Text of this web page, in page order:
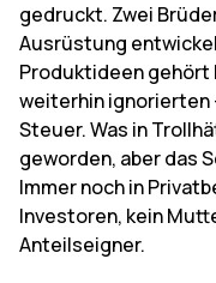
gedruckt. Zwei
Ausrüstung
Produktideen gehört
weiterhin ignorierten
Steuer. Was in
geworden, aber das
Immer noch in
Investoren, kein
Anteilseigner.